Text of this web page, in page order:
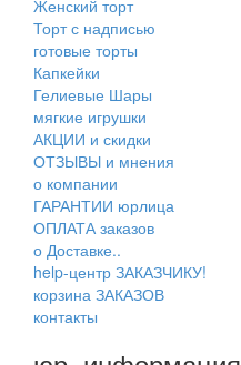
Женский торт
Торт с надписью
готовые торты
Капкейки
Гелиевые Шары
мягкие игрушки
АКЦИИ и скидки
ОТЗЫВЫ и мнения
о компании
ГАРАНТИИ юрлица
ОПЛАТА заказов
о Доставке..
help-центр ЗАКАЗЧИКУ!
корзина ЗАКАЗОВ
контакты